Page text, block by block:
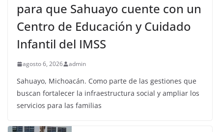
para que Sahuayo cuente con un
Centro de Educación y Cuidado
Infantil del IMSS
agosto 6, 2026 admin
Sahuayo, Michoacán. Como parte de las gestiones que
buscan fortalecer la infraestructura social y ampliar los
servicios para las familias